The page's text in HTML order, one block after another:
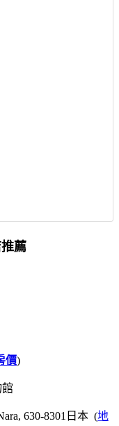
薦
價)
館
630-8301日本 (地